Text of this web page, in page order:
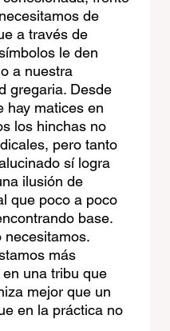
de
a través de
le den
a nuestra
gregaria. Desde
hay matices en
los hinchas no
pero tanto
sí logra
ilusión de
que poco a poco
base.
necesitamos.
más
una tribu que
mejor que un
en la práctica no